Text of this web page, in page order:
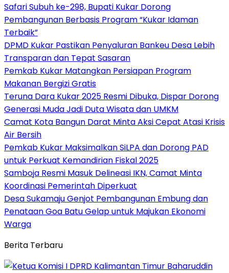
Safari Subuh ke-298, Bupati Kukar Dorong
Pembangunan Berbasis Program “Kukar Idaman
Terbaik”
DPMD Kukar Pastikan Penyaluran Bankeu Desa Lebih
Transparan dan Tepat Sasaran
Pemkab Kukar Matangkan Persiapan Program
Makanan Bergizi Gratis
Teruna Dara Kukar 2025 Resmi Dibuka, Dispar Dorong
Generasi Muda Jadi Duta Wisata dan UMKM
Camat Kota Bangun Darat Minta Aksi Cepat Atasi Krisis
Air Bersih
Pemkab Kukar Maksimalkan SiLPA dan Dorong PAD
untuk Perkuat Kemandirian Fiskal 2025
Samboja Resmi Masuk Delineasi IKN, Camat Minta
Koordinasi Pemerintah Diperkuat
Desa Sukamaju Genjot Pembangunan Embung dan
Penataan Goa Batu Gelap untuk Majukan Ekonomi
Warga
Berita Terbaru